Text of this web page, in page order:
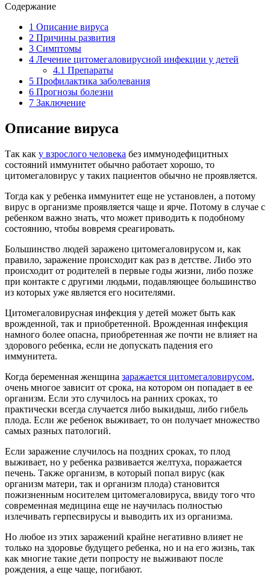
Содержание
1 Описание вируса
2 Причины развития
3 Симптомы
4 Лечение цитомегаловирусной инфекции у детей
4.1 Препараты
5 Профилактика заболевания
6 Прогнозы болезни
7 Заключение
Описание вируса
Так как у взрослого человека без иммунодефицитных
состояний иммунитет обычно работает хорошо, то
цитомегаловирус у таких пациентов обычно не проявляется.
Тогда как у ребенка иммунитет еще не установлен, а потому
вирус в организме проявляется чаще и ярче. Потому в случае с
ребенком важно знать, что может приводить к подобному
состоянию, чтобы вовремя среагировать.
Большинство людей заражено цитомегаловирусом и, как
правило, заражение происходит как раз в детстве. Либо это
происходит от родителей в первые годы жизни, либо позже
при контакте с другими людьми, подавляющее большинство
из которых уже является его носителями.
Цитомегаловирусная инфекция у детей может быть как
врожденной, так и приобретенной. Врожденная инфекция
намного более опасна, приобретенная же почти не влияет на
здорового ребенка, если не допускать падения его
иммунитета.
Когда беременная женщина заражается цитомегаловирусом,
очень многое зависит от срока, на котором он попадает в ее
организм. Если это случилось на ранних сроках, то
практически всегда случается либо выкидыш, либо гибель
плода. Если же ребенок выживает, то он получает множество
самых разных патологий.
Если заражение случилось на поздних сроках, то плод
выживает, но у ребенка развивается желтуха, поражается
печень. Также организм, в который попал вирус (как
организм матери, так и организм плода) становится
пожизненным носителем цитомегаловируса, ввиду того что
современная медицина еще не научилась полностью
излечивать герпесвирусы и выводить их из организма.
Но любое из этих заражений крайне негативно влияет не
только на здоровье будущего ребенка, но и на его жизнь, так
как многие такие дети попросту не выживают после
рождения, а еще чаще, погибают.